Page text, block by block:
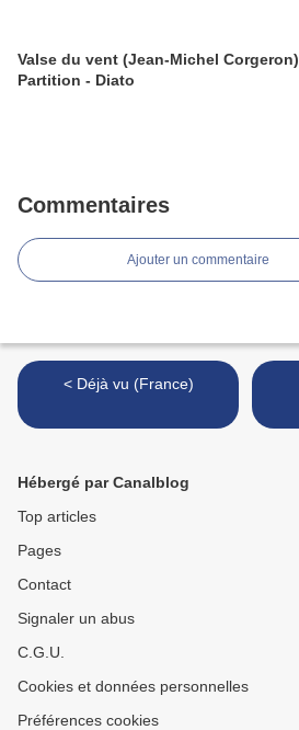
Valse du vent (Jean-Michel Corgeron)
Partition - Diato
Commentaires
Ajouter un commentaire
< Déjà vu (France)
Hébergé par Canalblog
Top articles
Pages
Contact
Signaler un abus
C.G.U.
Cookies et données personnelles
Préférences cookies